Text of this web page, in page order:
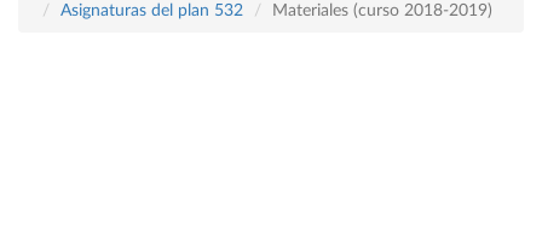
Asignaturas del plan 532
Materiales (curso 2018-2019)